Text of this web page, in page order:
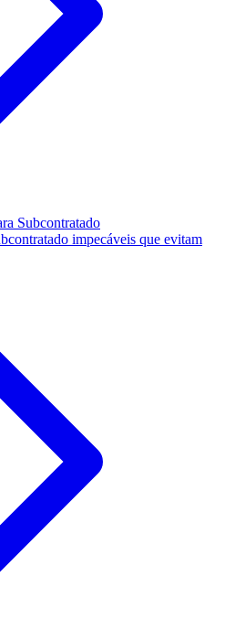
Subcontratado
impecáveis que evitam